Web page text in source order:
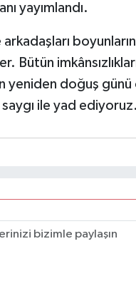
yayımlandı.
Bütün
yeniden doğuş
ile yad ediyoruz.